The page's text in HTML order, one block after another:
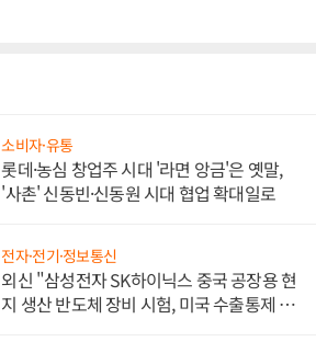
소비자·유통
롯데·농심 창업주 시대 '라면 앙금'은 옛말,
'사촌' 신동빈·신동원 시대 협업 확대일로
전자·전기·정보통신
외신 "삼성전자 SK하이닉스 중국 공장용 현
지 생산 반도체 장비 시험, 미국 수출통제 대